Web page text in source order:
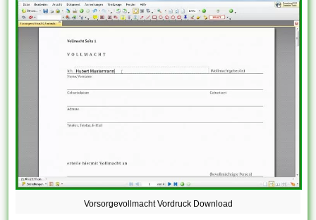
Vorsorgevollmacht Vordruck Download